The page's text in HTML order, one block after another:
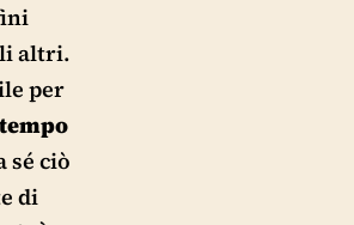
altri.
per
sé ciò
di